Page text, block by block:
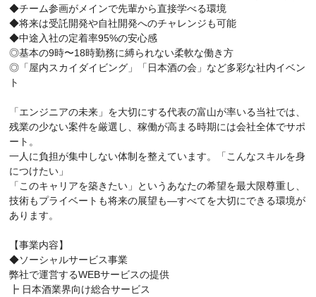
◆チーム参画がメインで先輩から直接学べる環境
◆将来は受託開発や自社開発へのチャレンジも可能
◆中途入社の定着率95%の安心感
◎基本の9時〜18時勤務に縛られない柔軟な働き方
◎「屋内スカイダイビング」「日本酒の会」など多彩な社内イベン
ト
「エンジニアの未来」を大切にする代表の富山が率いる当社では、
残業の少ない案件を厳選し、稼働が高まる時期には会社全体でサポ
ート。
一人に負担が集中しない体制を整えています。「こんなスキルを身
につけたい」
「このキャリアを築きたい」というあなたの希望を最大限尊重し、
技術もプライベートも将来の展望も—すべてを大切にできる環境が
あります。
【事業内容】
◆ソーシャルサービス事業
弊社で運営するWEBサービスの提供
┣ 日本酒業界向け総合サービス